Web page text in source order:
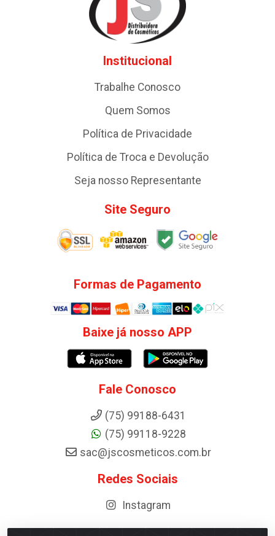
Institucional
Trabalhe Conosco
Quem Somos
Política de Privacidade
Política de Troca e Devolução
Seja nosso Representante
Site Seguro
Formas de Pagamento
Baixe já nosso APP
Fale Conosco
(75) 99188-6431
(75) 99118-9228
sac@jscosmeticos.com.br
Redes Sociais
Instagram